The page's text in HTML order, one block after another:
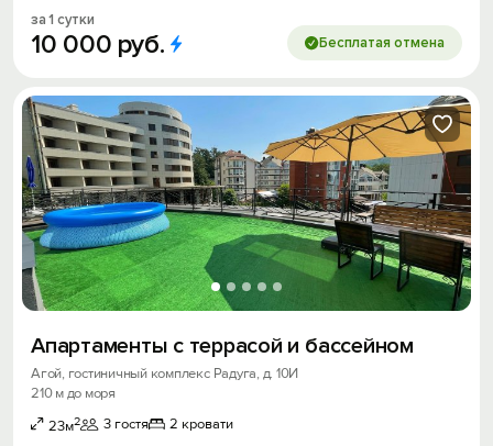
за 1 сутки
10 000 руб. Бесплатая отмена
Апартаменты с террасой и бассейном
Агой, гостиничный комплекс Радуга, д. 10И
210 м до моря
23м2 3 гостя 2 кровати